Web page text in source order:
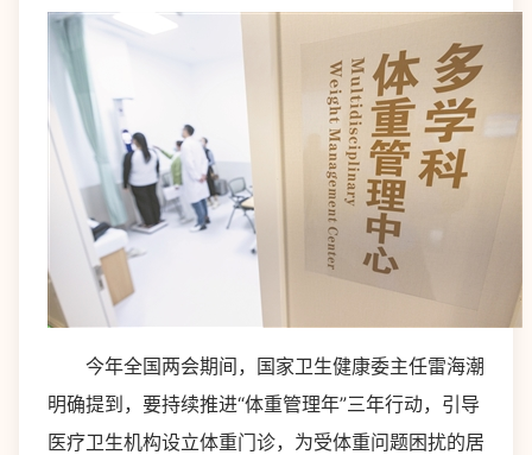
今年全国两会期间，国家卫生健康委主任雷海潮
明确提到，要持续推进“体重管理年”三年行动，引导
医疗卫生机构设立体重门诊，为受体重问题困扰的居